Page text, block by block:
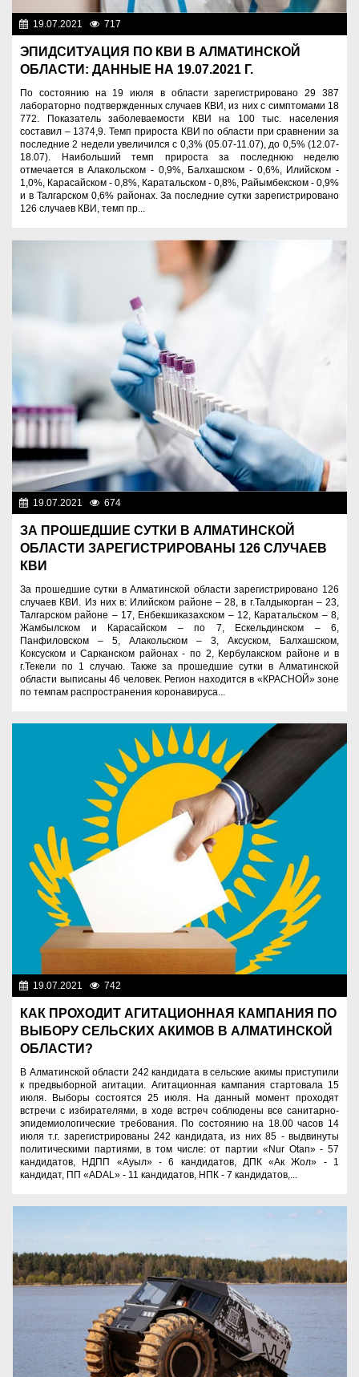
19.07.2021 717
ЭПИДСИТУАЦИЯ ПО КВИ В АЛМАТИНСКОЙ
ОБЛАСТИ: ДАННЫЕ НА 19.07.2021 Г.
По состоянию на 19 июля в области зарегистрировано 29 387
лабораторно подтвержденных случаев КВИ, из них с симптомами 18
772. Показатель заболеваемости КВИ на 100 тыс. населения
составил – 1374,9. Темп прироста КВИ по области при сравнении за
последние 2 недели увеличился с 0,3% (05.07-11.07), до 0,5% (12.07-
18.07). Наибольший темп прироста за последнюю неделю
отмечается в Алакольском - 0,9%, Балхашском - 0,6%, Илийском -
1,0%, Карасайском - 0,8%, Каратальском - 0,8%, Райымбекском - 0,9%
и в Талгарском 0,6% районах. За последние сутки зарегистрировано
126 случаев КВИ, темп пр...
19.07.2021 674
ЗА ПРОШЕДШИЕ СУТКИ В АЛМАТИНСКОЙ
ОБЛАСТИ ЗАРЕГИСТРИРОВАНЫ 126 СЛУЧАЕВ
КВИ
За прошедшие сутки в Алматинской области зарегистрировано 126
случаев КВИ. Из них в: Илийском районе – 28, в г.Талдыкорган – 23,
Талгарском районе – 17, Енбекшиказахском – 12, Каратальском – 8,
Жамбылском и Карасайском – по 7, Ескельдинском – 6,
Панфиловском – 5, Алакольском – 3, Аксуском, Балхашском,
Коксуском и Сарканском районах - по 2, Кербулакском районе и в
г.Текели по 1 случаю. Также за прошедшие сутки в Алматинской
области выписаны 46 человек. Регион находится в «КРАСНОЙ» зоне
по темпам распространения коронавируса...
19.07.2021 742
КАК ПРОХОДИТ АГИТАЦИОННАЯ КАМПАНИЯ ПО
ВЫБОРУ СЕЛЬСКИХ АКИМОВ В АЛМАТИНСКОЙ
ОБЛАСТИ?
В Алматинской области 242 кандидата в сельские акимы приступили
к предвыборной агитации. Агитационная кампания стартовала 15
июля. Выборы состоятся 25 июля. На данный момент проходят
встречи с избирателями, в ходе встреч соблюдены все санитарно-
эпидемиологические требования. По состоянию на 18.00 часов 14
июля т.г. зарегистрированы 242 кандидата, из них 85 - выдвинуты
политическими партиями, в том числе: от партии «Nur Otan» - 57
кандидатов, НДПП «Ауыл» - 6 кандидатов, ДПК «Ак Жол» - 1
кандидат, ПП «АDAL» - 11 кандидатов, НПК - 7 кандидатов,...